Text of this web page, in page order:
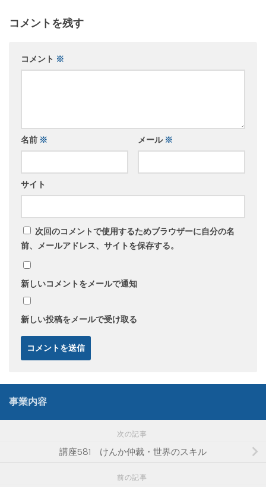
コメントを残す
コメント ※
名前 ※ メール ※
サイト
次回のコメントで使用するためブラウザーに自分の名
前、メールアドレス、サイトを保存する。
新しいコメントをメールで通知
新しい投稿をメールで受け取る
事業内容
次の記事
講座581 けんか仲裁・世界のスキル
前の記事